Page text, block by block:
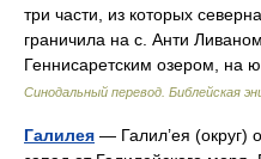
три части, из которых
граничила на с. Анти
Геннисаретским озером,
Синодальный перевод. Библейская
Галилея — Галил’ея (округ)